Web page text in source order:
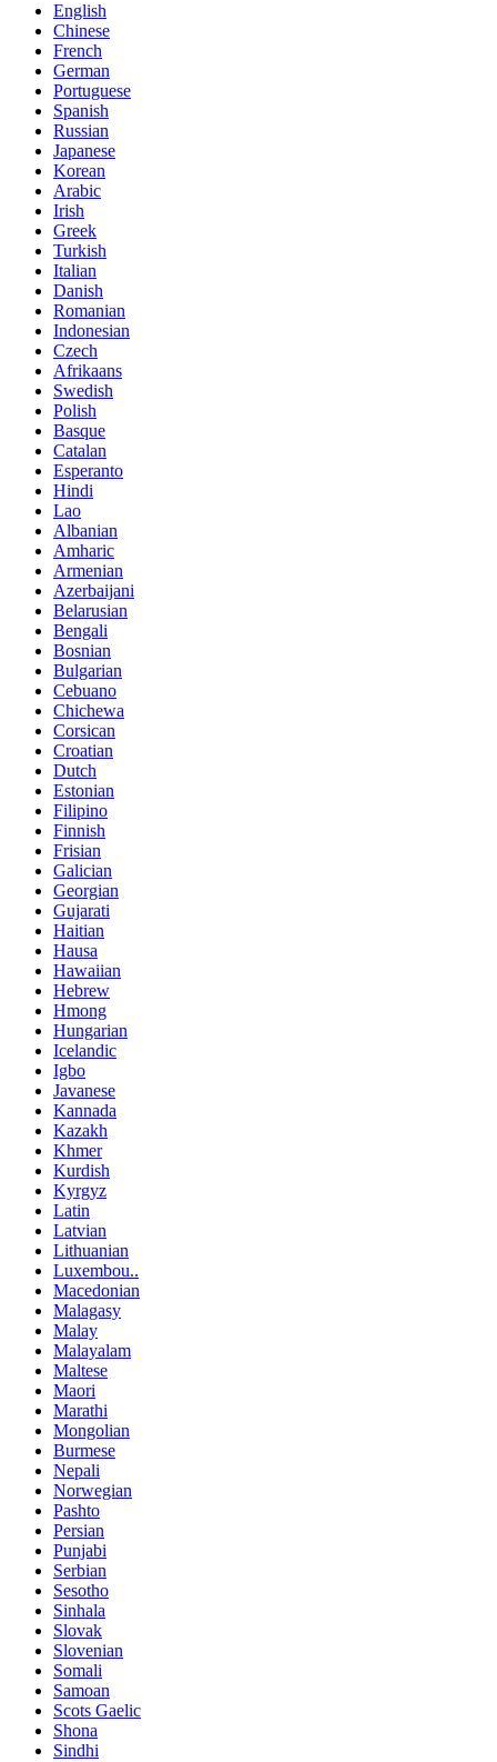
English
Chinese
French
German
Portuguese
Spanish
Russian
Japanese
Korean
Arabic
Irish
Greek
Turkish
Italian
Danish
Romanian
Indonesian
Czech
Afrikaans
Swedish
Polish
Basque
Catalan
Esperanto
Hindi
Lao
Albanian
Amharic
Armenian
Azerbaijani
Belarusian
Bengali
Bosnian
Bulgarian
Cebuano
Chichewa
Corsican
Croatian
Dutch
Estonian
Filipino
Finnish
Frisian
Galician
Georgian
Gujarati
Haitian
Hausa
Hawaiian
Hebrew
Hmong
Hungarian
Icelandic
Igbo
Javanese
Kannada
Kazakh
Khmer
Kurdish
Kyrgyz
Latin
Latvian
Lithuanian
Luxembou..
Macedonian
Malagasy
Malay
Malayalam
Maltese
Maori
Marathi
Mongolian
Burmese
Nepali
Norwegian
Pashto
Persian
Punjabi
Serbian
Sesotho
Sinhala
Slovak
Slovenian
Somali
Samoan
Scots Gaelic
Shona
Sindhi